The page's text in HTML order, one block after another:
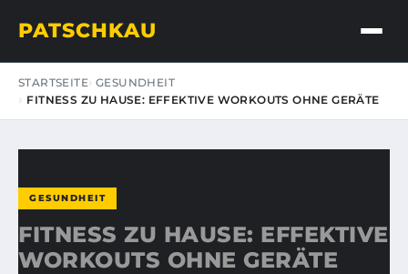
PATSCHKAU
STARTSEITE GESUNDHEIT
FITNESS ZU HAUSE: EFFEKTIVE WORKOUTS OHNE GERÄTE
GESUNDHEIT
FITNESS ZU HAUSE: EFFEKTIVE
WORKOUTS OHNE GERÄTE